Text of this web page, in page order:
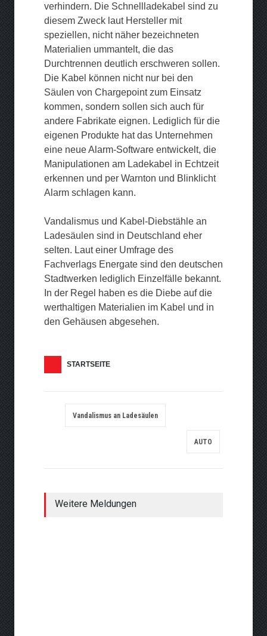
verhindern. Die Schnellladekabel sind zu
diesem Zweck laut Hersteller mit
speziellen, nicht näher bezeichneten
Materialien ummantelt, die das
Durchtrennen deutlich erschweren sollen.
Die Kabel können nicht nur bei den
Säulen von Chargepoint zum Einsatz
kommen, sondern sollen sich auch für
andere Fabrikate eignen. Lediglich für die
eigenen Produkte hat das Unternehmen
eine neue Alarm-Software entwickelt, die
Manipulationen am Ladekabel in Echtzeit
erkennen und per Warnton und Blinklicht
Alarm schlagen kann.
Vandalismus und Kabel-Diebstähle an
Ladesäulen sind in Deutschland eher
selten. Laut einer Umfrage des
Fachverlags Energate sind den deutschen
Stadtwerken lediglich Einzelfälle bekannt.
In der Regel haben es die Diebe auf die
werthaltigen Materialien im Kabel und in
den Gehäusen abgesehen.
STARTSEITE
Vandalismus an Ladesäulen
AUTO
Weitere Meldungen